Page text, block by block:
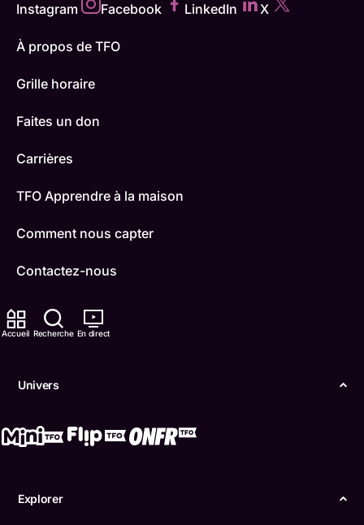
Accueil Recherche En direct
Univers
Explorer
Instagram Facebook LinkedIn X
À propos de TFO
Grille horaire
Faites un don
Carrières
TFO Apprendre à la maison
Comment nous capter
Contactez-nous
ONFR
Boukili
Confidentialité